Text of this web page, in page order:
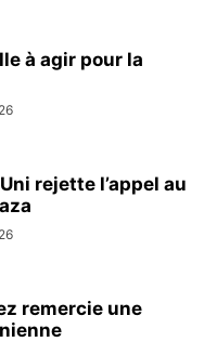
à agir pour la
rejette l’appel au
remercie une